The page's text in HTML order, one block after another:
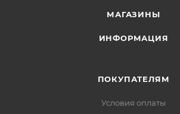
МАГАЗИНЫ
ИНФОРМАЦИЯ
ПОКУПАТЕЛЯМ
Условия оплаты